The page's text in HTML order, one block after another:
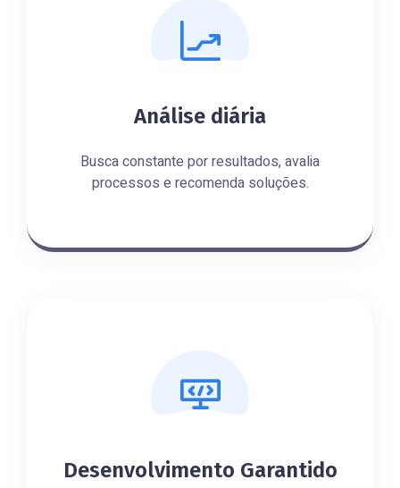
Análise diária
Busca constante por resultados, avalia
processos e recomenda soluções.
Desenvolvimento Garantido